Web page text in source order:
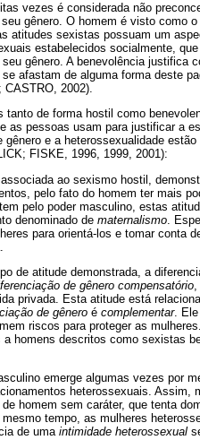
vezes é considerada não
gênero. O homem é visto como
atitudes sexistas possuam um
estabelecidos socialmente,
gênero. A benevolência justifica
afastam de alguma forma deste
2002).
de forma hostil como
as pessoas usam para justificar a
e a heterossexualidade
FISKE, 1996, 1999, 2001):
ao sexismo hostil,
pelo fato do homem ter mais
pelo poder masculino, estas
denominado de maternalismo .
para orientá-los e tomar conta
de atitude demonstrada, a
de gênero compensatório
privada. Esta atitude está
de gênero é complementar. Ele
riscos para proteger as
homens descritos como sexistas
emerge algumas vezes por
heterossexuais. Assim,
homem sem caráter, que tenta
tempo, as mulheres
de uma intimidade heterossexual